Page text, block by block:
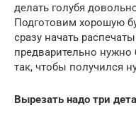
делать голубя
Подготовим хорошую
сразу начать
предварительно нужно
так, чтобы получился
Вырезать надо три